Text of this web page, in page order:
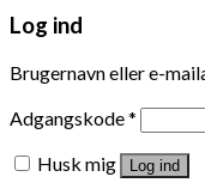
Log ind
Brugernavn eller e-
Adgangskode*
Husk mig
Log ind